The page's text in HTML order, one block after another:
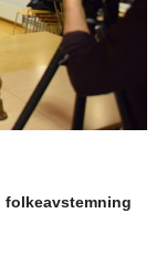
folkeavstemning